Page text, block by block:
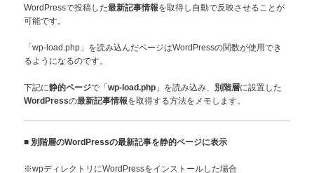
WordPressで投稿した最新記事情報を取得し自動で反映させることが
可能です。
「wp-load.php」を読み込んだページはWordPressの関数が使用でき
るようになるのです。
下記に静的ページで「wp-load.php 」を読み込み、 別階層に設置した
WordPressの最新記事情報を取得する方法をメモします。
■ 別階層のWordPressの最新記事を静的ページに表示
※wpディレクトリにWordPressをインストールした場合